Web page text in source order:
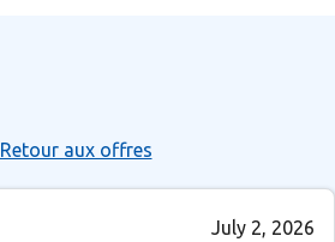
aux offres
July 2, 2026